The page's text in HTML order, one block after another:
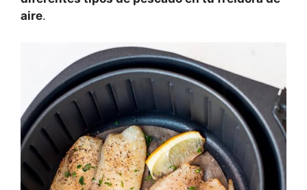
aire.